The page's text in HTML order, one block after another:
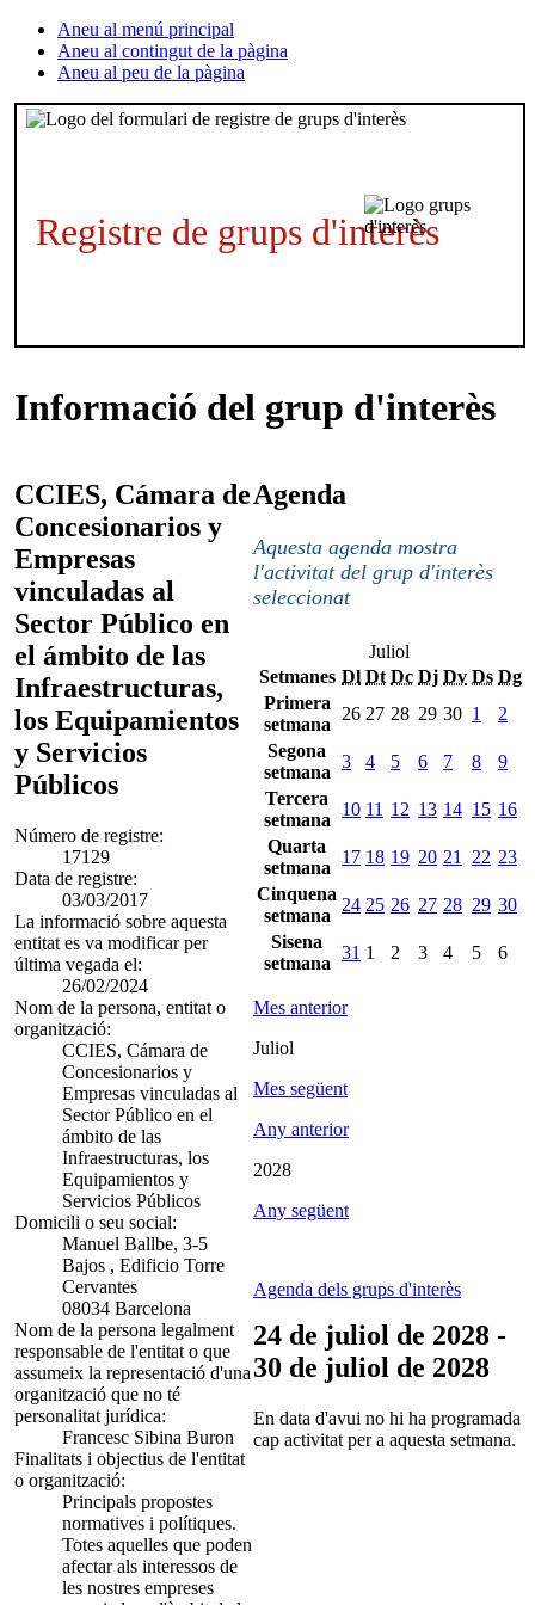
Aneu al menú principal
Aneu al contingut de la pàgina
Aneu al peu de la pàgina
Registre de grups d'interès
Informació del grup d'interès
CCIES, Cámara de
Concesionarios y
Empresas
vinculadas al
Sector Público en
el ámbito de las
Infraestructuras,
los Equipamientos
y Servicios
Públicos
Número de registre:
17129
Data de registre:
03/03/2017
La informació sobre aquesta
entitat es va modificar per
última vegada el:
26/02/2024
Nom de la persona, entitat o
organització:
CCIES, Cámara de
Concesionarios y
Empresas vinculadas al
Sector Público en el
ámbito de las
Infraestructuras, los
Equipamientos y
Servicios Públicos
Domicili o seu social:
Manuel Ballbe, 3-5
Bajos , Edificio Torre
Cervantes
08034 Barcelona
Nom de la persona legalment
responsable de l'entitat o que
assumeix la representació d'una
organització que no té
personalitat jurídica:
Francesc Sibina Buron
Finalitats i objectius de l'entitat
o organització:
Principals propostes
normatives i polítiques.
Totes aquelles que poden
afectar als interessos de
les nostres empreses
Agenda
Aquesta agenda mostra
l'activitat del grup d'interès
seleccionat
Juliol
Setmanes Dl Dt Dc Dj Dv Ds Dg
Primera
setmana
26 27 28 29 30 1
2
Segona
setmana
3 4 5 6 7 8
9
Tercera
setmana
10 11 12 13 14 15 16
Quarta
setmana
17 18 19 20 21 22 23
Cinquena
setmana
24 25 26 27 28 29 30
Sisena
setmana
31 1 2 3 4 5 6
Mes anterior
Juliol
Mes següent
Any anterior
2028
Any següent
Agenda dels grups d'interès
24 de juliol de 2028 -
30 de juliol de 2028
En data d'avui no hi ha programada
cap activitat per a aquesta setmana.